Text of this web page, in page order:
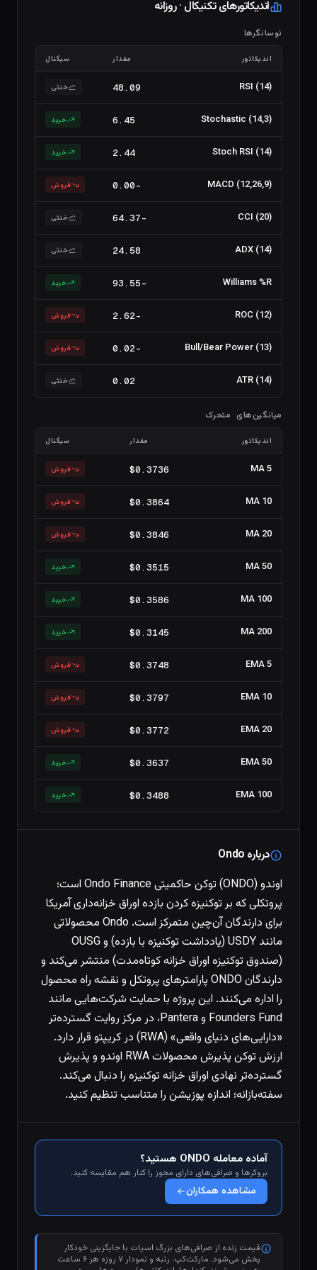
اندیکاتورهای تکنیکال · روزانه
نوسانگرها
اندیکاتور مقدار سیگنال
RSI (14)
48.09 خنثی
Stochastic (14,3)
6.45 خرید
Stoch RSI (14)
2.44 خرید
MACD (12,26,9)
-0.00 فروش
CCI (20)
-64.37 خنثی
ADX (14)
24.58 خنثی
Williams %R
-93.55 خرید
ROC (12)
-2.62 فروش
Bull/Bear Power (13)
-0.02 فروش
ATR (14)
0.02 خنثی
میانگین‌های متحرک
اندیکاتور مقدار سیگنال
MA 5
$0.3736 فروش
MA 10
$0.3864 فروش
MA 20
$0.3846 فروش
MA 50
$0.3515 خرید
MA 100
$0.3586 خرید
MA 200
$0.3145 خرید
EMA 5
$0.3748 فروش
EMA 10
$0.3797 فروش
EMA 20
$0.3772 فروش
EMA 50
$0.3637 خرید
EMA 100
$0.3488 خرید
درباره Ondo
اوندو (ONDO) توکن حاکمیتی Ondo Finance است؛
پروتکلی که بر توکنیزه کردن بازده اوراق خزانه‌داری آمریکا
برای دارندگان آن‌چین متمرکز است. Ondo محصولاتی
مانند USDY (یادداشت توکنیزه با بازده) و OUSG
(صندوق توکنیزه اوراق خزانه کوتاه‌مدت) منتشر می‌کند و
دارندگان ONDO پارامترهای پروتکل و نقشه راه محصول
را اداره می‌کنند. این پروژه با حمایت شرکت‌هایی مانند
Founders Fund و Pantera، در مرکز روایت گسترده‌تر
«دارایی‌های دنیای واقعی» (RWA) در کریپتو قرار دارد.
ارزش توکن پذیرش محصولات RWA اوندو و پذیرش
گسترده‌تر نهادی اوراق خزانه توکنیزه را دنبال می‌کند.
سفته‌بازانه؛ اندازه پوزیشن را متناسب تنظیم کنید.
آماده معامله ONDO هستید؟
بروکرها و صرافی‌های دارای مجوز را کنار هم مقایسه کنید.
مشاهده همکاران
قیمت زنده از صرافی‌های بزرگ اسپات با جایگزینی خودکار
پخش می‌شود. مارکت‌کپ، رتبه و نمودار ۷ روزه هر ۶ ساعت